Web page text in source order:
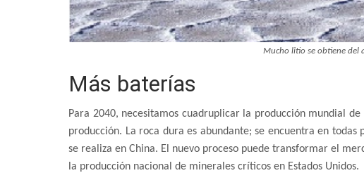
Mucho litio se obtiene del
Más baterías
Para 2040, necesitamos cuadruplicar la producción mundial
producción. La roca dura es abundante; se encuentra en
se realiza en China. El nuevo proceso puede transformar el
la producción nacional de minerales críticos en Estados Unidos.